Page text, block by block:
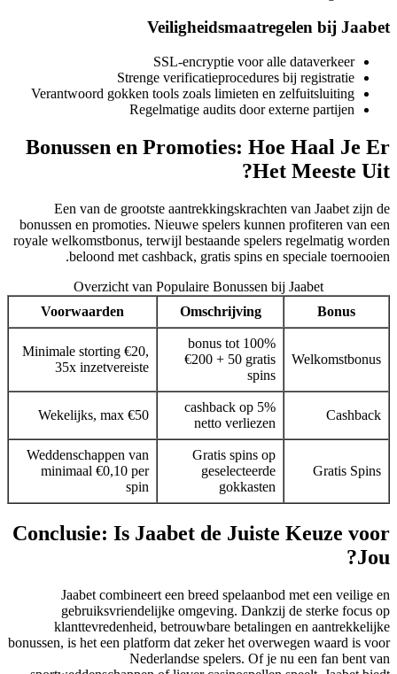
Veiligheidsmaatregelen bij
SSL-encryptie voor alle dataverkeer
Strenge verificatieprocedures bij registratie
Verantwoord gokken tools zoals limieten en zelfuitsluiting
Regelmatige audits door externe partijen
Bonussen en Promoties: Hoe Haal Je
Het Meeste
Een van de grootste aantrekkingskrachten van Jaabet zijn
bonussen en promoties. Nieuwe spelers kunnen profiteren van
royale welkomstbonus, terwijl bestaande spelers regelmatig
beloond met cashback, gratis spins en speciale
Overzicht van Populaire Bonussen bij Jaabet
Bonus
Omschrijving
Voorwaarden
Welkomstbonus
100% bonus tot
€200 + 50 gratis
spins
Minimale storting €20,
35x inzetvereiste
Cashback
5% cashback op
netto verliezen
Wekelijks, max €50
Gratis Spins
Gratis spins op
geselecteerde
gokkasten
Weddenschappen van
minimaal €0,10 per
spin
Conclusie: Is Jaabet de Juiste Keuze
Jaabet combineert een breed spelaanbod met een veilige
gebruiksvriendelijke omgeving. Dankzij de sterke focus
klanttevredenheid, betrouwbare betalingen en
bonussen, is het een platform dat zeker het overwegen waard is
Nederlandse spelers. Of je nu een fan bent